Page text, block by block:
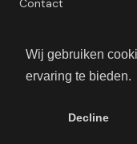
Wij gebruiken
ervaring te bieden.
Decline
Contact
Algemene
Adverteren